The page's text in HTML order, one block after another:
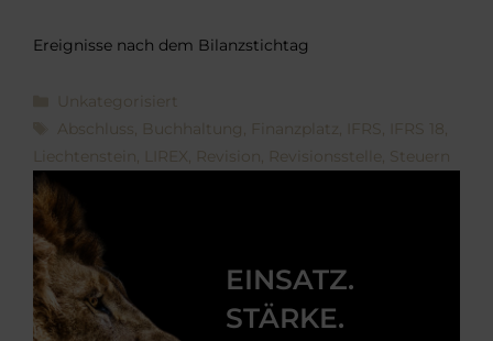
Ereignisse nach dem Bilanzstichtag
Kategorien
Unkategorisiert
Schlagwörter
Abschluss , Buchhaltung, Finanzplatz, IFRS, IFRS 18,
Liechtenstein, LIREX, Revision, Revisionsstelle, Steuern
EINSATZ.
STÄRKE.